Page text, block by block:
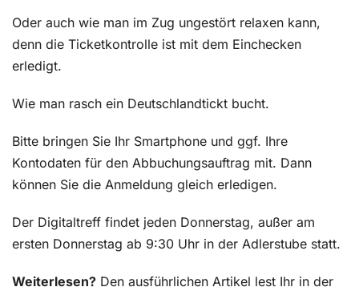
Oder auch wie man im Zug ungestört relaxen kann,
denn die Ticketkontrolle ist mit dem Einchecken
erledigt.
Wie man rasch ein Deutschlandtickt bucht.
Bitte bringen Sie Ihr Smartphone und ggf. Ihre
Kontodaten für den Abbuchungsauftrag mit. Dann
können Sie die Anmeldung gleich erledigen.
Der Digitaltreff findet jeden Donnerstag, außer am
ersten Donnerstag ab 9:30 Uhr in der Adlerstube statt.
Weiterlesen? Den ausführlichen Artikel lest Ihr in der